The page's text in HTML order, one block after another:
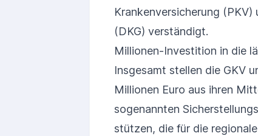
Krankenversicherung
(DKG) verständigt.
Millionen-Investition in die
Insgesamt stellen die GKV
Millionen Euro aus ihren
sogenannten
stützen, die für die